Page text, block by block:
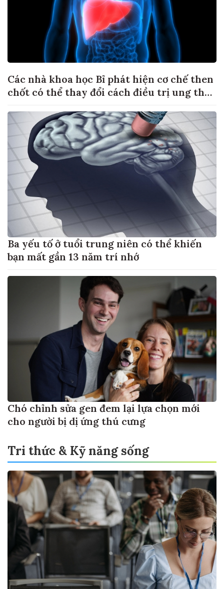
Các nhà khoa học Bỉ phát hiện cơ chế then
chốt có thể thay đổi cách điều trị ung thư
Ba yếu tố ở tuổi trung niên có thể khiến
bạn mất gần 13 năm trí nhớ
Chó chỉnh sửa gen đem lại lựa chọn mới
cho người bị dị ứng thú cưng
Tri thức & Kỹ năng sống